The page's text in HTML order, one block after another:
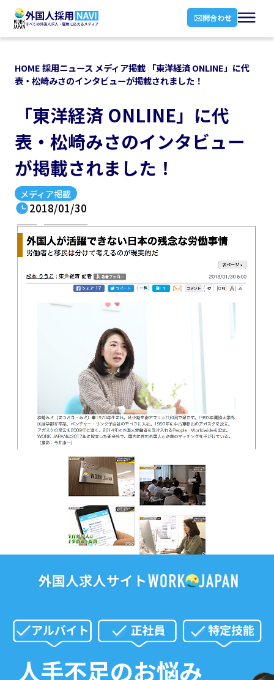
問合わせ
HOME採用ニュース メディア掲載 「東洋経済 ONLINE」に代
表・松崎みさのインタビューが掲載されました！
「東洋経済 ONLINE」に代
表・松崎みさのインタビュー
が掲載されました！
メディア掲載
2018/01/30